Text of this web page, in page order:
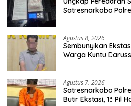
Satresnarkoba
Agustus 8, 2026
Sembunyikan
Warga Kuntu
Agustus 7, 2026
Satresnarkoba
Butir Ekstasi, 13 Pil